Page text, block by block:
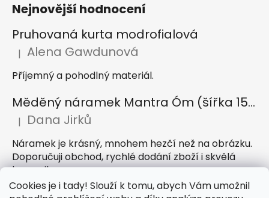
Cookies je i tady! Slouží k tomu, abych Vám umožnil
Nejnovější hodnocení
Pruhovaná kurta modrofialová
Hodnocení produktu je 5 z 5 hvězdiček.
| Alena Gawdunová
Příjemný a pohodlný materiál.
Měděný náramek Mantra Óm (šířka 15 mm)
Hodnocení produktu je 5 z 5 hvězdiček.
| Dana Jirků
Náramek je krásný, mnohem hezčí než na obrázku.
Doporučuji obchod, rychlé dodání zboží i skvělá
komunikace